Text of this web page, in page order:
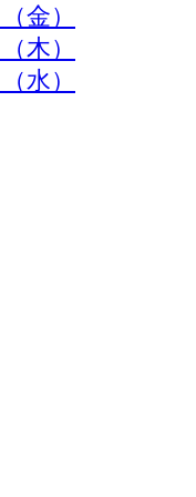
金）
木）
水）